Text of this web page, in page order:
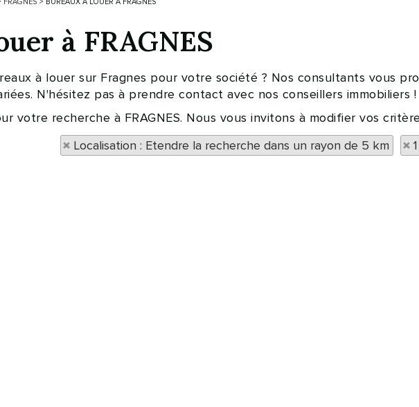
à FRAGNES
à louer sur Fragnes pour votre société ? Nos consultants vous
N'hésitez pas à prendre contact avec nos conseillers immobiliers !
votre recherche à FRAGNES. Nous vous invitons à modifier vos
Localisation : Etendre la recherche dans un rayon de 5 km